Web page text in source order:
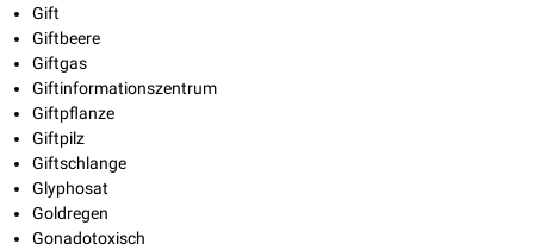
Gift
Giftbeere
Giftgas
Giftinformationszentrum
Giftpflanze
Giftpilz
Giftschlange
Glyphosat
Goldregen
Gonadotoxisch